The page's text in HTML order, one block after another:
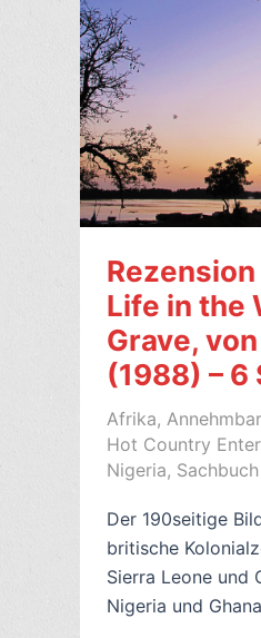
(2001)
–
6
Sterne
Life in the
Grave,
(1988) – 6
Afrika, Annehmbar
Hot Country
Nigeria, Sachbuch
Der 190seitige
britische
Sierra Leone und
Nigeria und